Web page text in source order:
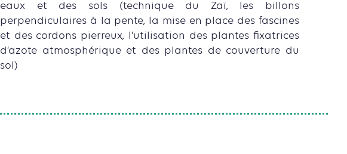
eaux et des sols (technique du Zaï, les billons
perpendiculaires à la pente, la mise en place des fascines
et des cordons pierreux, l’utilisation des plantes fixatrices
d’azote atmosphérique et des plantes de couverture du
sol)